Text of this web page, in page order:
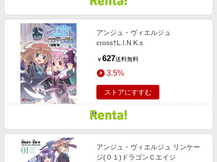
アンジュ・ヴィエルジュ
cross†L.I.N.K.s
￥ 627送料無料
3.5%
ストアにすすむ
アンジュ・ヴィエルジュ リンケー
ジ(０１)ドラゴンＣエイジ